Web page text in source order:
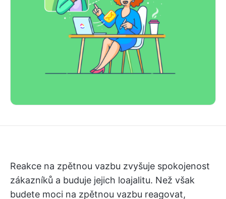
Reakce na zpětnou vazbu zvyšuje spokojenost
zákazníků a buduje jejich loajalitu. Než však
budete moci na zpětnou vazbu reagovat,